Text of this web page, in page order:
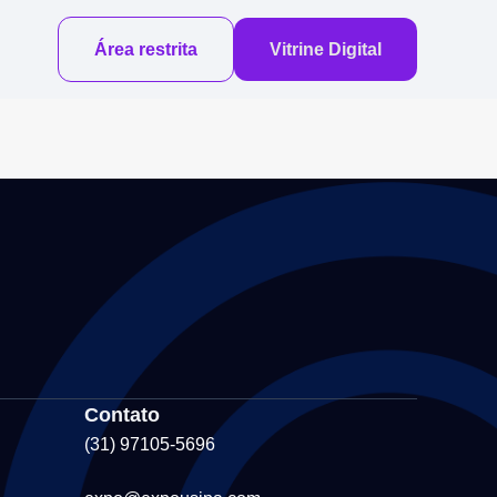
Área restrita Vitrine Digital
Contato
(31) 97105-5696